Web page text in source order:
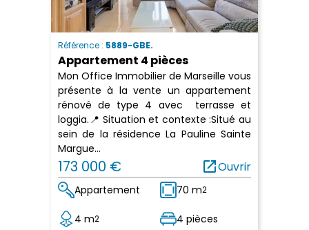
Référence : 5889-GBE.
Appartement 4 pièces
Mon Office Immobilier de Marseille vous
présente à la vente un appartement
rénové de type 4 avec terrasse et
loggia.📍 Situation et contexte :Situé au
sein de la résidence La Pauline Sainte
Margue...
173 000 € open_in_newOuvrir
Appartement 70 m2
4 m2 4 pièces